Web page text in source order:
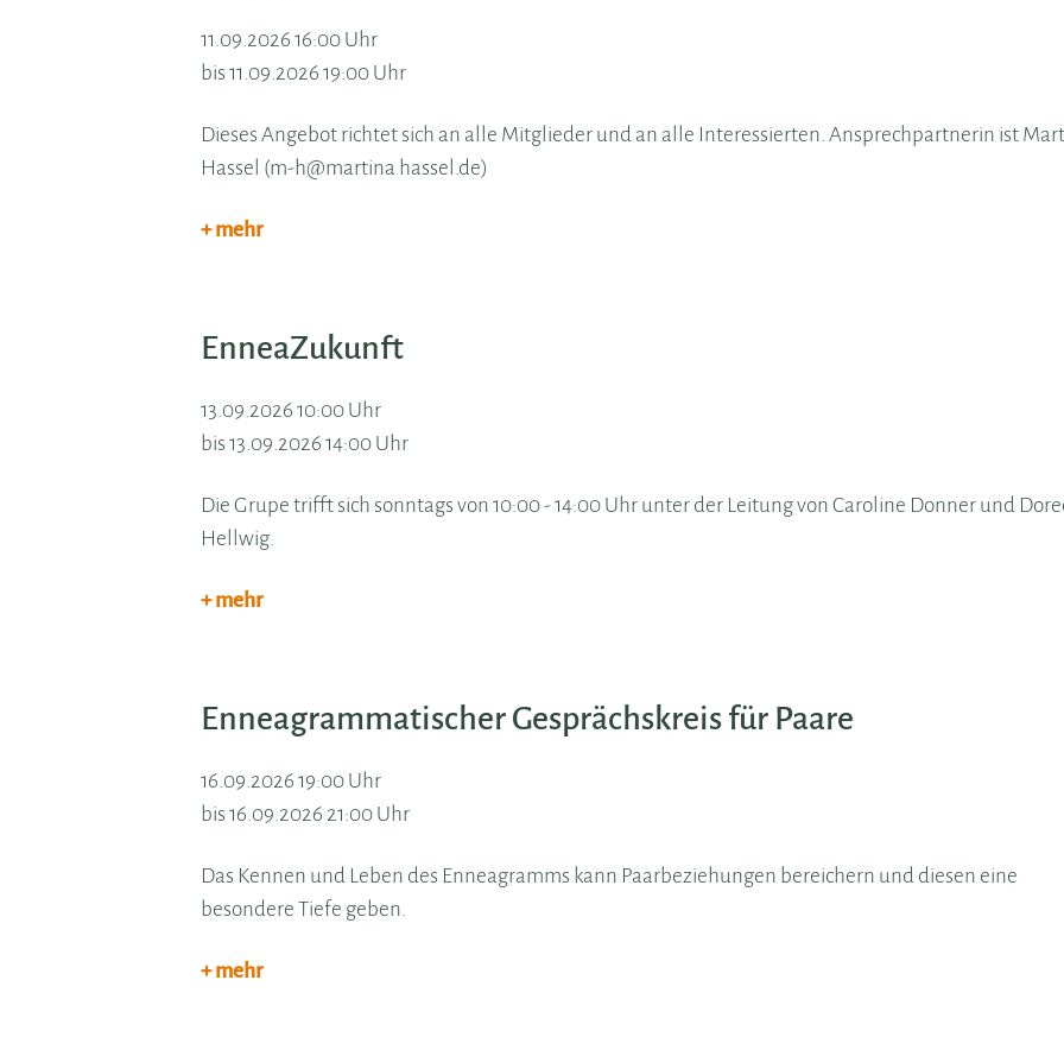
11.09.2026 16:00 Uhr
bis 11.09.2026 19:00 Uhr
Dieses Angebot richtet sich an alle Mitglieder und an alle Interessierten. Ansprechpartnerin ist
Hassel (m-h@martina hassel.de)
+ mehr
EnneaZukunft
13.09.2026 10:00 Uhr
bis 13.09.2026 14:00 Uhr
Die Grupe trifft sich sonntags von 10:00 - 14:00 Uhr unter der Leitung von Caroline Donner und
Hellwig.
+ mehr
Enneagrammatischer Gesprächskreis für Paare
16.09.2026 19:00 Uhr
bis 16.09.2026 21:00 Uhr
Das Kennen und Leben des Enneagramms kann Paarbeziehungen bereichern und diesen eine
besondere Tiefe geben.
+ mehr